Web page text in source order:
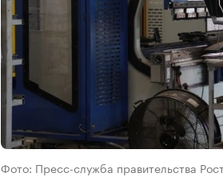
Фото: Пресс-служба правительства